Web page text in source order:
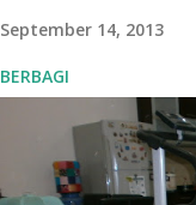
September 14, 2013
BERBAGI